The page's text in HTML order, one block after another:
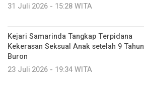
31 Juli 2026 - 15:28 WITA
Kejari Samarinda Tangkap Terpidana
Kekerasan Seksual Anak setelah 9 Tahun
Buron
23 Juli 2026 - 19:34 WITA